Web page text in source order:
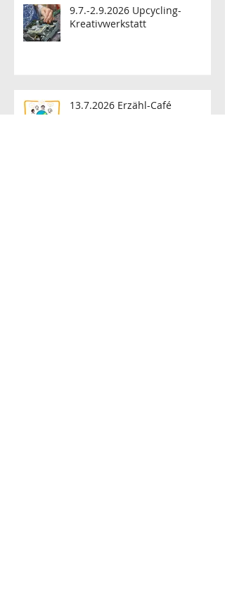
9.7.-2.9.2026 Upcycling-
Kreativwerkstatt
13.7.2026 Erzähl-Café